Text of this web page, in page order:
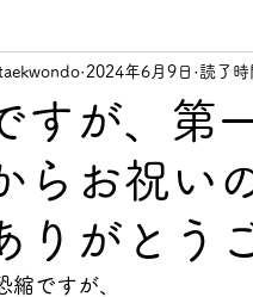
紹介 学校の先生とし
向け 深堀コラム
すが、第
らお祝い
りがとう
2024年6月9日 読了
縮ですが、